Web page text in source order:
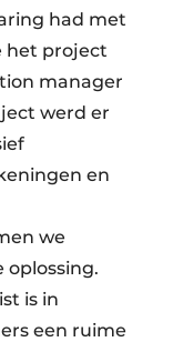
had met
het project
manager
werd er
en
we
is in
een ruime